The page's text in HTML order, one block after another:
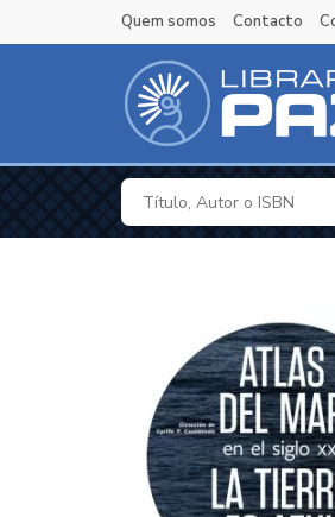
Quem somos Contacto